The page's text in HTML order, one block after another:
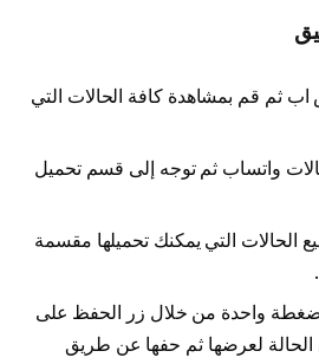
ثم قم بمشاهدة كافة الحالات التي
واتساب ثم توجه إلى قسم تحميل
الحالات التي يمكنك تحميلها مقسمة
واحدة من خلال زر الحفظ على
الحالة لعرضها ثم حفها عن طريق